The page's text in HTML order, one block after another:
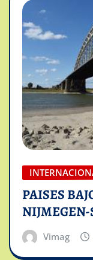
PAISES
Vimag